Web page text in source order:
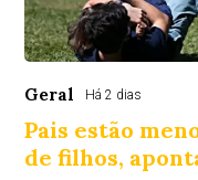
Geral Há 2 dias
Pais estão
de filhos,